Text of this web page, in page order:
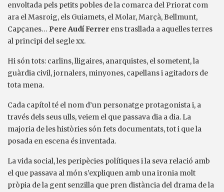
envoltada pels petits pobles de la comarca del Priorat com
ara el Masroig, els Guiamets, el Molar, Marçà, Bellmunt,
Capçanes… Pere Audí Ferrer ens trasllada a aquelles terres
al principi del segle xx.
Hi són tots: carlins, lligaires, anarquistes, el sometent, la
guàrdia civil, jornalers, minyones, capellans i agitadors de
tota mena.
Cada capítol té el nom d’un personatge protagonista i, a
través dels seus ulls, veiem el que passava dia a dia. La
majoria de les històries són fets documentats, tot i que la
posada en escena és inventada.
La vida social, les peripècies polítiques i la seva relació amb
el que passava al món s’expliquen amb una ironia molt
pròpia de la gent senzilla que pren distància del drama de la